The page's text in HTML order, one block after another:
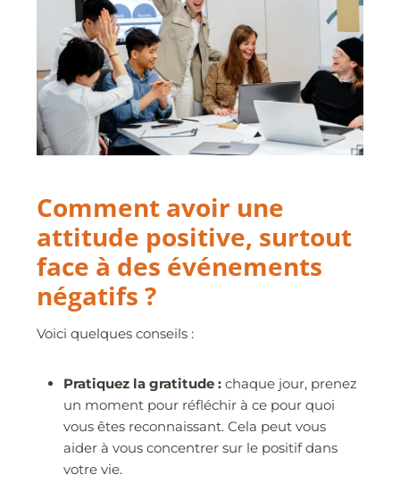
Comment avoir une
attitude positive, surtout
face à des événements
négatifs ?
Voici quelques conseils :
Pratiquez la gratitude : chaque jour, prenez
un moment pour réfléchir à ce pour quoi
vous êtes reconnaissant. Cela peut vous
aider à vous concentrer sur le positif dans
votre vie.